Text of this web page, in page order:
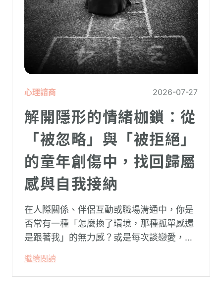
心理諮商 2026-07-27
解開隱形的情緒枷鎖：從
「被忽略」與「被拒絕」
的童年創傷中，找回歸屬
感與自我接納
在人際關係、伴侶互動或職場溝通中，你是
否常有一種「怎麼換了環境，那種孤單感還
是跟著我」的無力感？或是每次談戀愛，總
卻演變成兩敗俱傷？
繼續閱讀